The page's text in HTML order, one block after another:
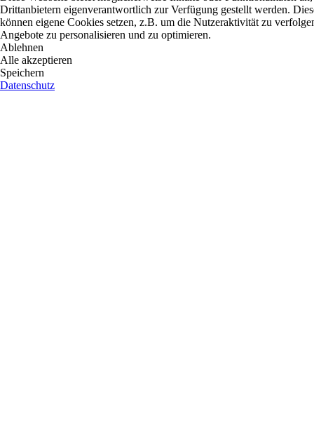
Drittanbietern eigenverantwortlich zur Verfügung gestellt werden.
können eigene Cookies setzen, z.B. um die Nutzeraktivität zu
Angebote zu personalisieren und zu optimieren.
Ablehnen
Alle akzeptieren
Speichern
Datenschutz